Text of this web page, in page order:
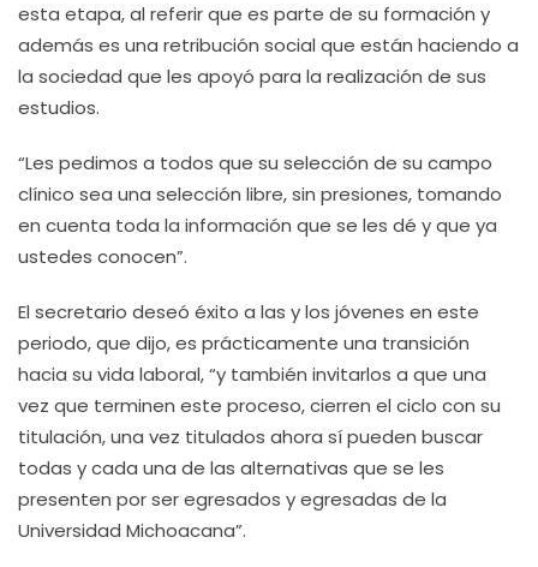
esta etapa, al referir que es parte de su formación y
además es una retribución social que están haciendo a
la sociedad que les apoyó para la realización de sus
estudios.
“Les pedimos a todos que su selección de su campo
clínico sea una selección libre, sin presiones, tomando
en cuenta toda la información que se les dé y que ya
ustedes conocen”.
El secretario deseó éxito a las y los jóvenes en este
periodo, que dijo, es prácticamente una transición
hacia su vida laboral, “y también invitarlos a que una
vez que terminen este proceso, cierren el ciclo con su
titulación, una vez titulados ahora sí pueden buscar
todas y cada una de las alternativas que se les
presenten por ser egresados y egresadas de la
Universidad Michoacana”.